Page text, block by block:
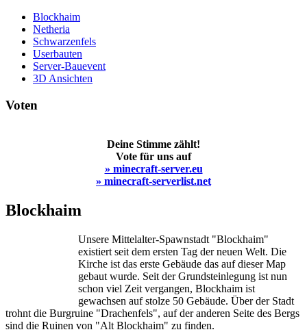
Blockhaim
Netheria
Schwarzenfels
Userbauten
Server-Bauevent
3D Ansichten
Voten
Deine Stimme zählt!
Vote für uns auf
» minecraft-server.eu
» minecraft-serverlist.net
Blockhaim
Unsere Mittelalter-Spawnstadt "Blockhaim"
existiert seit dem ersten Tag der neuen Welt. Die
Kirche ist das erste Gebäude das auf dieser Map
gebaut wurde. Seit der Grundsteinlegung ist nun
schon viel Zeit vergangen, Blockhaim ist
gewachsen auf stolze 50 Gebäude. Über der Stadt
trohnt die Burgruine "Drachenfels", auf der anderen Seite des Bergs
sind die Ruinen von "Alt Blockhaim" zu finden.